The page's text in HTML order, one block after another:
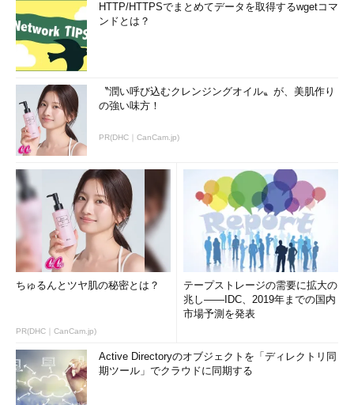
HTTP/HTTPSでまとめてデータを取得するwgetコマ
ンドとは？
〝潤い呼び込むクレンジングオイル〟が、美肌作り
の強い味方！
PR(DHC｜CanCam.jp)
ちゅるんとツヤ肌の秘密とは？
PR(DHC｜CanCam.jp)
テープストレージの需要に拡大の
兆し――IDC、2019年までの国内
市場予測を発表
Active Directoryのオブジェクトを「ディレクトリ同
期ツール」でクラウドに同期する